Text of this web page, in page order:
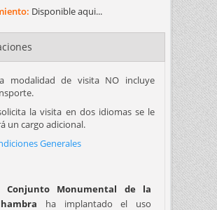
Disponible aqui...
modalidad de visita NO incluye
la visita en dos idiomas se le
un cargo adicional.
Generales
Conjunto Monumental de la
ha implantado el uso